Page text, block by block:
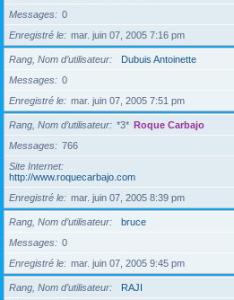
Messages
0
Enregistré le
mar. juin 07, 2005 7:16 pm
Rang, Nom d’utilisateur
Dubuis Antoinette
Messages
0
Enregistré le
mar. juin 07, 2005 7:51 pm
Rang, Nom d’utilisateur *3* Roque Carbajo
Messages
766
Site Internet
http://www.roquecarbajo.com
Enregistré le
mar. juin 07, 2005 8:39 pm
Rang, Nom d’utilisateur
bruce
Messages
0
Enregistré le
mar. juin 07, 2005 9:45 pm
Rang, Nom d’utilisateur
RAJI